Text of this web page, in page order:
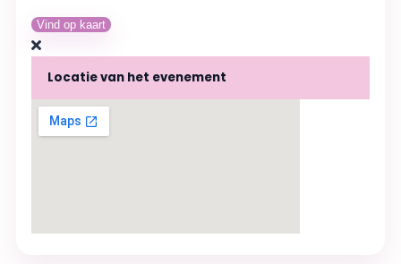
Vind op kaart
Locatie van het evenement